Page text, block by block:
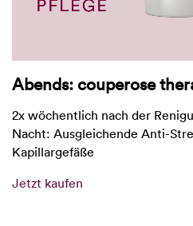
Abends: couperose
2x wöchentlich nach der
Nacht: Ausgleichende Anti-
Kapillargefäße
Jetzt kaufen